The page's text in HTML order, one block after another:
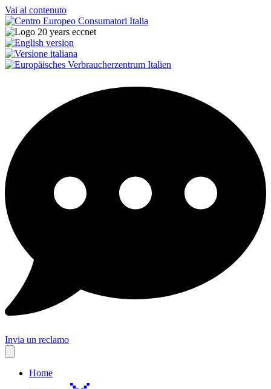
Vai al contenuto
Invia un reclamo
Home